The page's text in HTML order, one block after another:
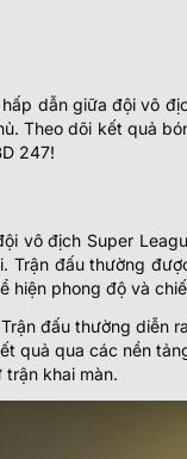
dẫn giữa đội vô
Theo dõi kết quả
247!
vô địch Super
Trận đấu thường
phong độ và
đấu thường diễn
quả qua các nền
khai màn.